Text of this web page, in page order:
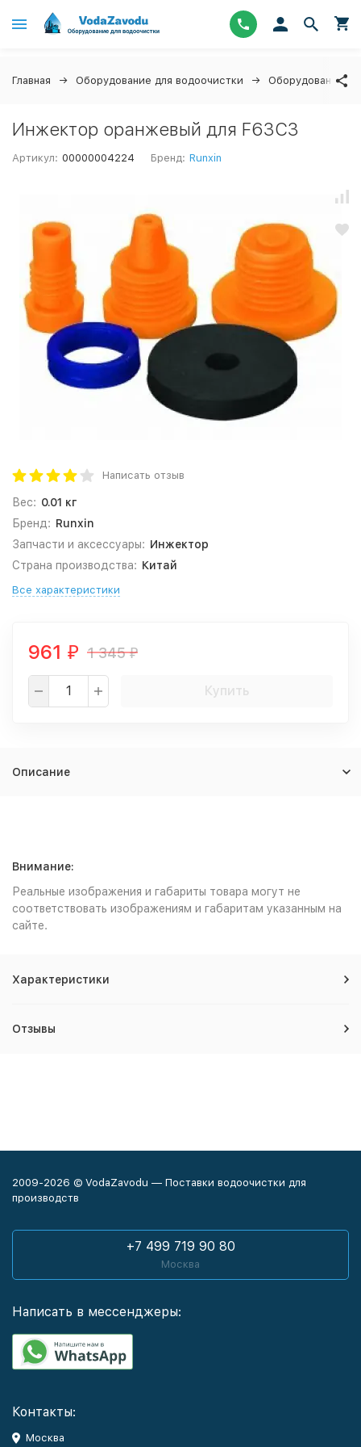
Главная Оборудование для водоочистки Оборудование
Инжектор оранжевый для F63C3
Артикул: 00000004224 Бренд: Runxin
Написать отзыв
Вес: 0.01 кг
Бренд: Runxin
Запчасти и аксессуары: Инжектор
Страна производства: Китай
Все характеристики
961 ₽ 1 345₽
Купить
Описание
Внимание:
Реальные изображения и габариты товара могут не
соответствовать изображениям и габаритам указанным на
сайте.
Характеристики
Отзывы
2009-2026 © VodaZavodu — Поставки водоочистки для
производств
+7 499 719 90 80
Москва
Написать в мессенджеры:
Контакты:
Москва